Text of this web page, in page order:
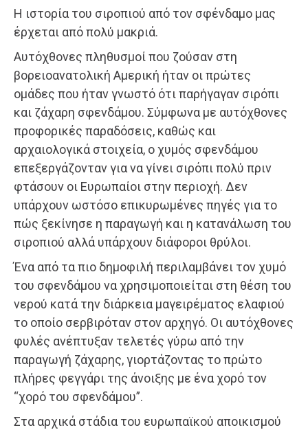
Η ιστορία του σιροπιού από τον σφένδαμο μας
έρχεται από πολύ μακριά.
Αυτόχθονες πληθυσμοί που ζούσαν στη
βορειοανατολική Αμερική ήταν οι πρώτες
ομάδες που ήταν γνωστό ότι παρήγαγαν σιρόπι
και ζάχαρη σφενδάμου. Σύμφωνα με αυτόχθονες
προφορικές παραδόσεις, καθώς και
αρχαιολογικά στοιχεία, ο χυμός σφενδάμου
επεξεργάζονταν για να γίνει σιρόπι πολύ πριν
φτάσουν οι Ευρωπαίοι στην περιοχή. Δεν
υπάρχουν ωστόσο επικυρωμένες πηγές για το
πώς ξεκίνησε η παραγωγή και η κατανάλωση του
σιροπιού αλλά υπάρχουν διάφοροι θρύλοι.
Ένα από τα πιο δημοφιλή περιλαμβάνει τον χυμό
του σφενδάμου να χρησιμοποιείται στη θέση του
νερού κατά την διάρκεια μαγειρέματος ελαφιού
το οποίο σερβιρόταν στον αρχηγό. Οι αυτόχθονες
φυλές ανέπτυξαν τελετές γύρω από την
παραγωγή ζάχαρης, γιορτάζοντας το πρώτο
πλήρες φεγγάρι της άνοιξης με ένα χορό τον
“χορό του σφενδάμου”.
Στα αρχικά στάδια του ευρωπαϊκού αποικισμού